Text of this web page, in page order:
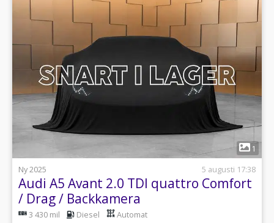
1
Ny 2025
5 augusti 17:38
Audi A5 Avant 2.0 TDI quattro Comfort
/ Drag / Backkamera
3 430 mil Diesel Automat